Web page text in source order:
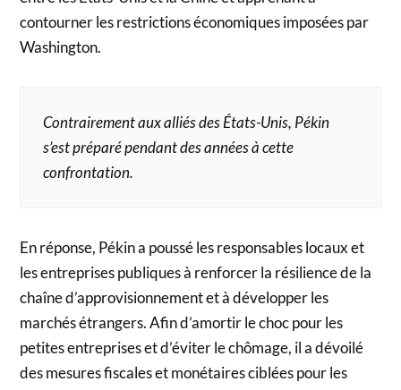
contourner les restrictions économiques imposées par
Washington.
Contrairement aux alliés des États-Unis, Pékin
s’est préparé pendant des années à cette
confrontation.
En réponse, Pékin a poussé les responsables locaux et
les entreprises publiques à renforcer la résilience de la
chaîne d’approvisionnement et à développer les
marchés étrangers. Afin d’amortir le choc pour les
petites entreprises et d’éviter le chômage, il a dévoilé
des mesures fiscales et monétaires ciblées pour les